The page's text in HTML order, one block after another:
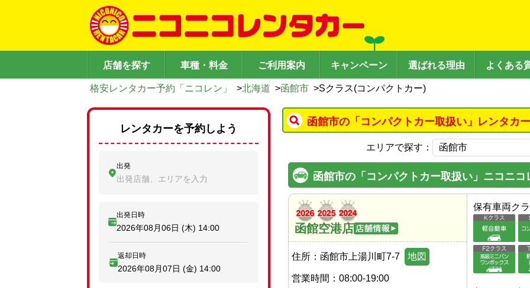
店舗を探す 車種・料金 ご利用案内 キャンペーン 選ばれる理由 よくある
格安レンタカー予約「ニコレン」 >北海道 >函館市 >Sクラス(コンパクトカー)
函館市の「コンパクトカー取扱い」レンタカ
エリアで探す：
函館市の「コンパクトカー取扱い」ニコニ
函館空港店
住所： 函館市上湯川町7-7 地図
営業時間： 08:00-19:00
保有車両ク
レンタカーを予約しよう
出発
出発店舗、エリアを入力
出発日時
2026年08月06日 (木) 14:00
返却日時
2026年08月07日 (金) 14:00